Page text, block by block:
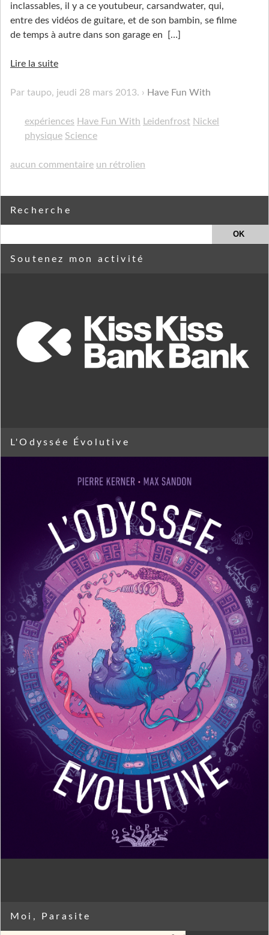
inclassables, il y a ce youtubeur, carsandwater, qui,
entre des vidéos de guitare, et de son bambin, se filme
de temps à autre dans son garage en
[…]
Lire la suite
Par taupo, jeudi 28 mars 2013. Have Fun With
expériences Have Fun With Leidenfrost Nickel
physique Science
aucun commentaire un rétrolien
Recherche
Soutenez mon activité
L'Odyssée Évolutive
Moi, Parasite